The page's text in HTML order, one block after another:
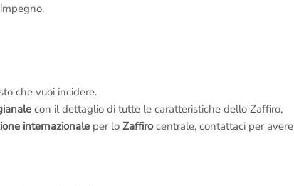
che vuoi incidere.
con il dettaglio di tutte le caratteristiche dello Zaffiro,
internazionale per lo Zaffirocentrale, contattaci per avere